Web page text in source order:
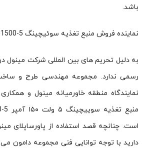
باشد.
نماینده فروش منبع تغذیه سوئیچینگ SE-1500-5
به دلیل تحریم های بین المللی شرکت مینول
رسمی ندارد. مجموعه مهندسی طرح و
نمایندگاه منطقه خاورمیانه مینول و
است. چنانچه قصد استفاده از پاورساپلای
دارید با توجه توانایی فنی مجموعه دامون می